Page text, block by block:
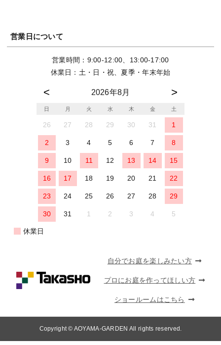
営業日について
営業時間：9:00-12:00、13:00-17:00
休業日：土・日・祝、夏季・年末年始
2026年8月
日 月 火 水 木 金 土
26 27 28 29 30 31 1
2 3 4 5 6 7 8
9 10 11 12 13 14 15
16 17 18 19 20 21 22
23 24 25 26 27 28 29
30 31 1 2 3 4 5
休業日
自分でお庭を楽しみたい方
プロにお庭を作ってほしい方
ショールームはこちら
Copyright © AOYAMA-GARDEN All rights reserved.